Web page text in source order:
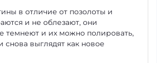
в отличие от позолоты и
и не облезают, они
темнеют и их можно полировать,
снова выглядят как новое